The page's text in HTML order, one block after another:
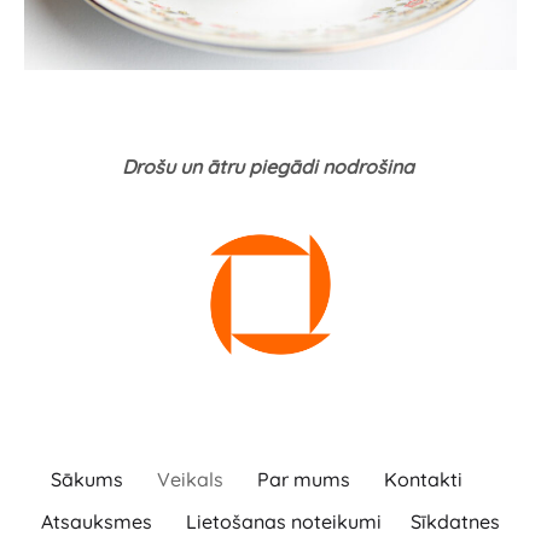
Drošu un ātru piegādi nodrošina
Sākums Veikals Par mums
Kontakti
Atsauksmes
Lietošanas noteikumi Sīkdatnes